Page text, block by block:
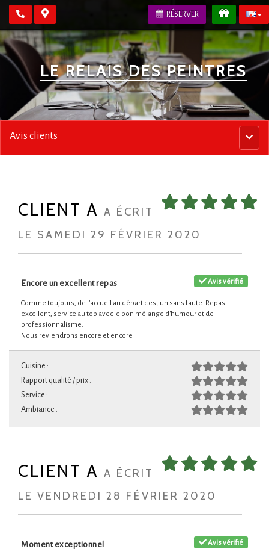
RÉSERVER
LE RELAIS DES PEINTRES
Menu
Avis clients
CLIENT A A ÉCRIT
LE SAMEDI 29 FÉVRIER 2020
Avis vérifié
Encore un excellent repas
Comme toujours, de l'accueil au départ c'est un sans faute. Repas
excellent, service au top avec le bon mélange d'humour et de
professionnalisme.
Nous reviendrons encore et encore
Cuisine :
Rapport qualité / prix :
Service :
Ambiance :
CLIENT A A ÉCRIT
LE VENDREDI 28 FÉVRIER 2020
Avis vérifié
Moment exceptionnel